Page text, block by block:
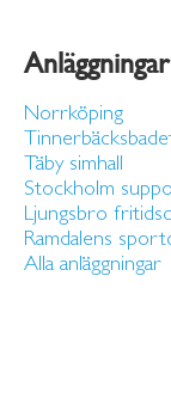
Anläggningar
Norrköping
Täby simhall
Stockholm
Ljungsbro
Ramdalens
Alla anläggningar